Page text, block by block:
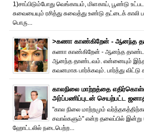
1)சாப்பிடும்போது வெங்காயம், மிளகாய், பூண்டு
சுவையையும் ரசித்து சுவைத்து உண்டு தட்டைக் காலி
பொரு...
>கணா காண்கிறேன் - ஆனந்த
கணா காண்கிறேன் - ஆனந்த
ஆனந்த தாண்டவம். என்னையும் இந்த
கவனமாக பார்க்கவும். பார்த்து விட்டு
காலநிலை மாற்றத்தை
அர்ப்பணிப்புடன் செயற்பட்ட
"கால நிலை மாற்றமும்
சவால்களும்" என்ற தலைப்பில் இன்று
ஹோட்டலில் நடைபெற்ற...